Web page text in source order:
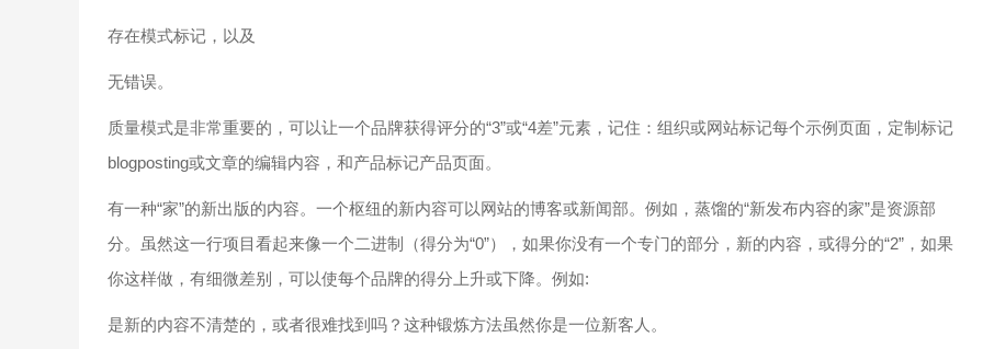
存在模式标记，以及
无错误。
质量模式是非常重要的，可以让一个品牌获得评分的“3”或“4差”元素，记住：组织或网站标记每个示例页面，定制标记
blogposting或文章的编辑内容，和产品标记产品页面。
有一种“家”的新出版的内容。一个枢纽的新内容可以网站的博客或新闻部。例如，蒸馏的“新发布内容的家”是资源部
分。虽然这一行项目看起来像一个二进制（得分为“0”），如果你没有一个专门的部分，新的内容，或得分的“2”，如果
你这样做，有细微差别，可以使每个品牌的得分上升或下降。例如:
是新的内容不清楚的，或者很难找到吗？这种锻炼方法虽然你是一位新客人。